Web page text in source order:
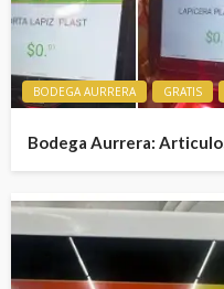
BODEGA AURRERA GRATIS
Bodega Aurrera: